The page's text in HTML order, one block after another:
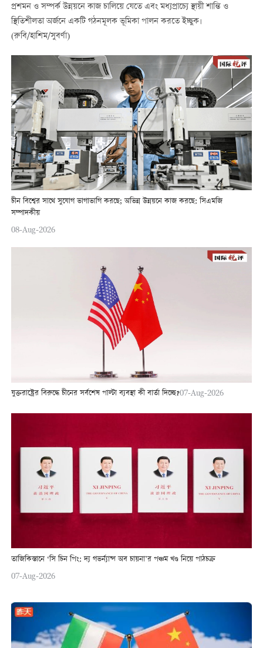
প্রশমন ও সম্পর্ক উন্নয়নে কাজ চালিয়ে যেতে এবং মধ্যপ্রাচ্যে স্থায়ী শান্তি ও
স্থিতিশীলতা অর্জনে একটি গঠনমূলক ভূমিকা পালন করতে ইচ্ছুক।
(রুবি/হাশিম/সুবর্ণা)
চীন বিশ্বের সাথে সুযোগ ভাগাভাগি করছে; অভিন্ন উন্নয়নে কাজ করছে: সিএমজি
সম্পাদকীয়
08-Aug-2026
যুক্তরাষ্ট্রের বিরুদ্ধে চীনের সর্বশেষ পাল্টা ব্যবস্থা কী বার্তা দিচ্ছে?07-Aug-2026
তাজিকিস্তানে ‘সি চিন পিং: দ্য গভর্ন্যান্স অব চায়না’র পঞ্চম খণ্ড নিয়ে পাঠচক্র
07-Aug-2026